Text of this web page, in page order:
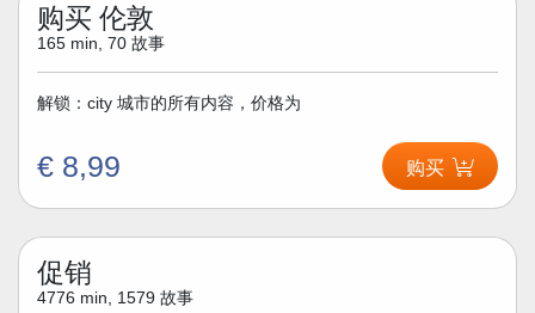
购买 伦敦
165 min, 70 故事
解锁：city 城市的所有内容，价格为
€ 8,99 购买
促销
4776 min, 1579 故事